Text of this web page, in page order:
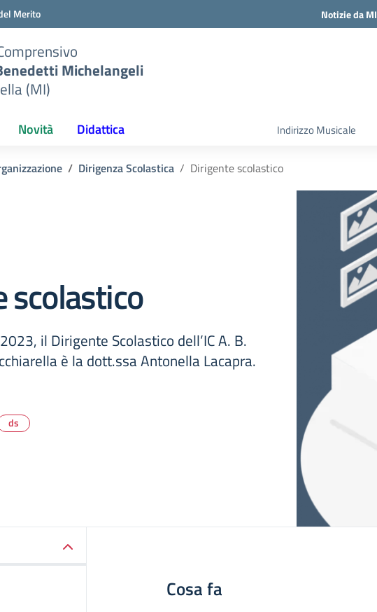
Merito Notizie da
Michelangeli
(MI)
Novità Didattica Indirizzo Musicale
Dirigenza Scolastica Dirigente scolastico
scolastico
il Dirigente Scolastico dell’IC A. B.
è la dott.ssa Antonella Lacapra.
ds
Cosa fa